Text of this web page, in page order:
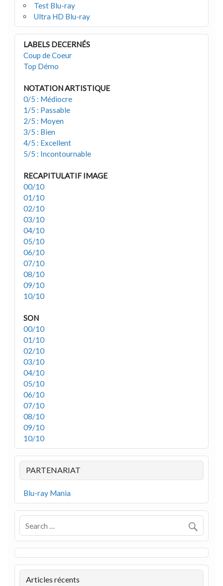
Test Blu-ray
Ultra HD Blu-ray
LABELS DECERNÉS
Coup de Coeur
Top Démo
NOTATION ARTISTIQUE
0/5 : Médiocre
1/5 : Passable
2/5 : Moyen
3/5 : Bien
4/5 : Excellent
5/5 : Incontournable
RECAPITULATIF IMAGE
00/10
01/10
02/10
03/10
04/10
05/10
06/10
07/10
08/10
09/10
10/10
SON
00/10
01/10
02/10
03/10
04/10
05/10
06/10
07/10
08/10
09/10
10/10
PARTENARIAT
Blu-ray Mania
Articles récents